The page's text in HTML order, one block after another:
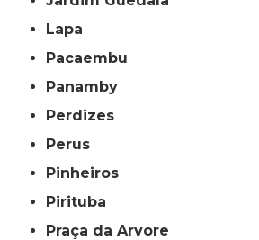
Lapa
Pacaembu
Panamby
Perdizes
Perus
Pinheiros
Pirituba
Praça da Arvore